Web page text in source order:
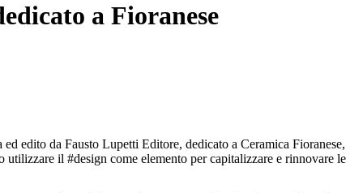
a Fioranese
edito da Fausto Lupetti Editore, dedicato a Ceramica Fioranese,
utilizzare il #design come elemento per capitalizzare e rinnovare le